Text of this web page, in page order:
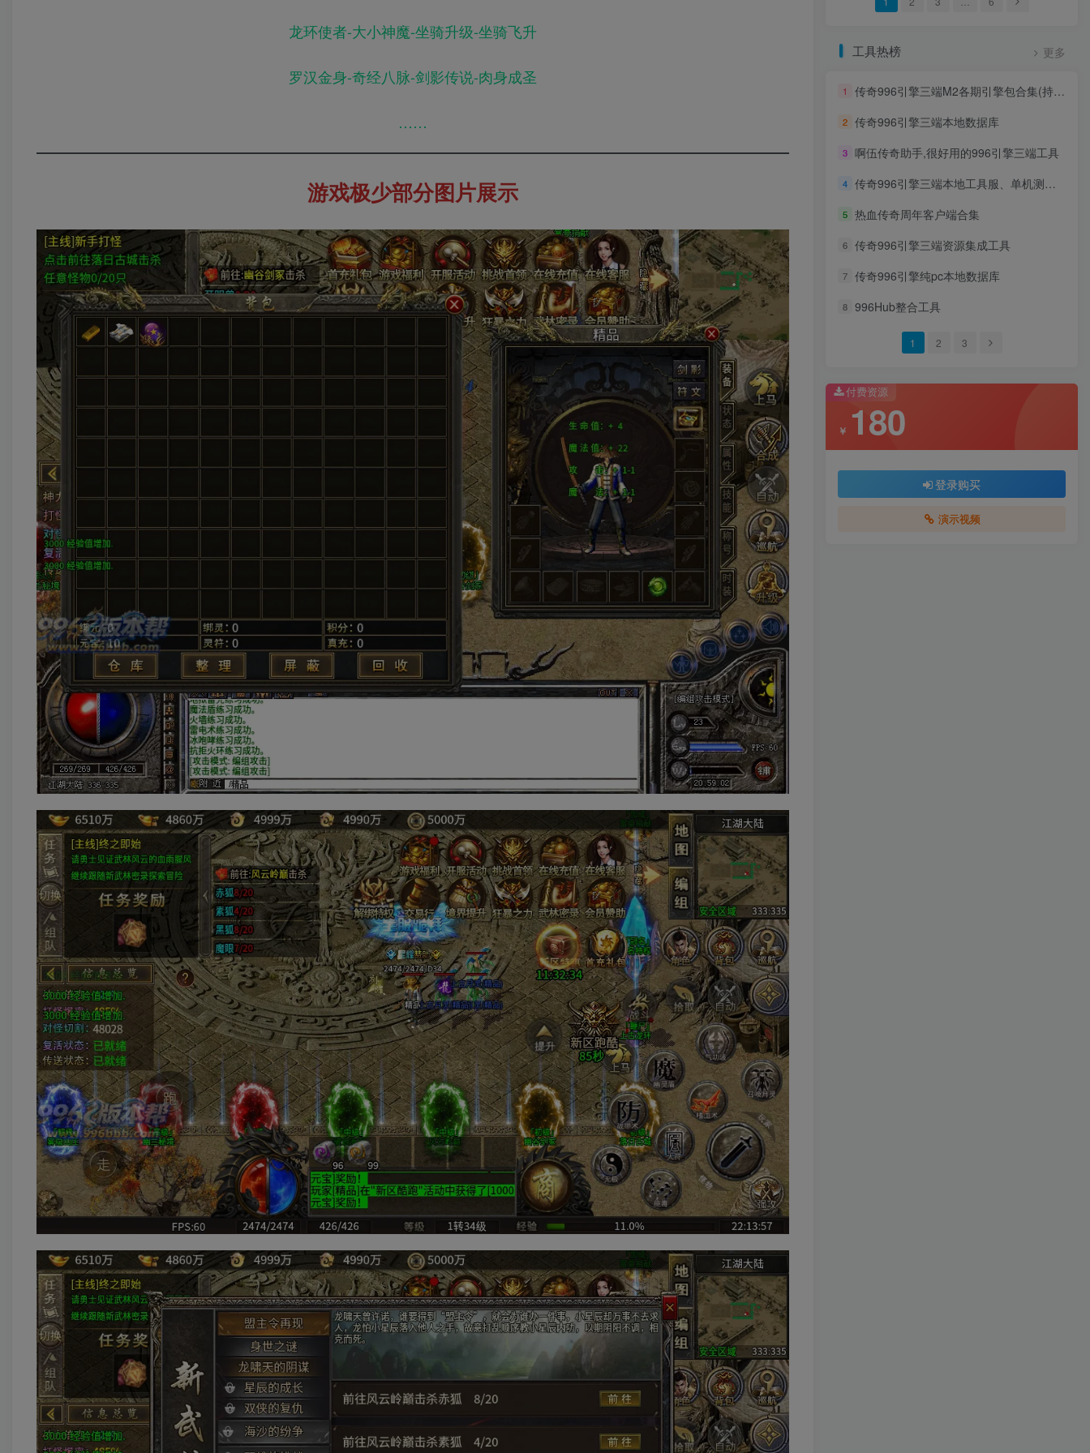
龙环使者-大小神魔-坐骑升级-坐骑飞升
罗汉金身-奇经八脉-剑影传说-肉身成圣
……
游戏极少部分图片展示
工具热榜 更多
1 传奇996引擎三端M2各期引擎包合集(持续更新)
2 传奇996引擎三端本地数据库
3 啊伍传奇助手,很好用的996引擎三端工具
4 传奇996引擎三端本地工具服、单机测试区客户端
5 热血传奇周年客户端合集
6 传奇996引擎三端资源集成工具
7 传奇996引擎纯pc本地数据库
8 996Hub整合工具
1 2 3
付费资源
￥ 180
登录购买
演示视频